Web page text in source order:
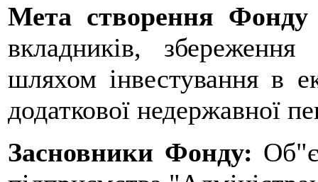
Мета створення Фонду
вкладників,
шляхом інвестування в
додаткової недержавної
Засновники Фонду: